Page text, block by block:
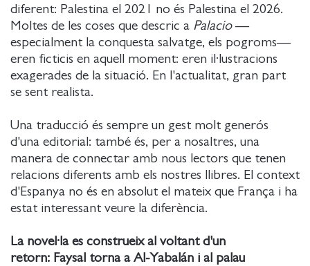
diferent: Palestina el 2021 no és Palestina el 2026.
Moltes de les coses que descric a Palacio—
especialment la conquesta salvatge, els pogroms—
eren ficticis en aquell moment: eren il·lustracions
exagerades de la situació. En l'actualitat, gran part
se sent realista.
Una traducció és sempre un gest molt generós
d'una editorial: també és, per a nosaltres, una
manera de connectar amb nous lectors que tenen
relacions diferents amb els nostres llibres. El context
d'Espanya no és en absolut el mateix que França i ha
estat interessant veure la diferència.
La novel·la es construeix al voltant d'un
retorn: Faysal torna a Al-Yabalán i al palau